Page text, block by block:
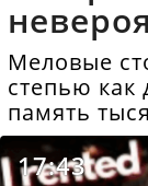
Меловые
степью
память
17:43